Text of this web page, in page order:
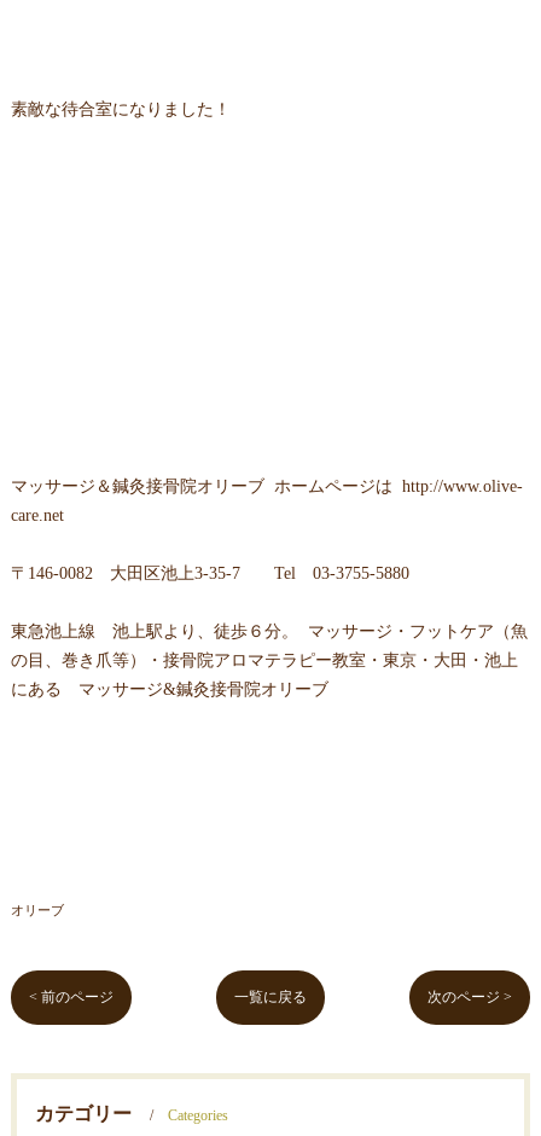
素敵な待合室になりました！
マッサージ＆鍼灸接骨院オリーブ ホームページは http://www.olive-
care.net
〒146-0082 大田区池上3-35-7 Tel 03-3755-5880
東急池上線 池上駅より、徒歩６分。 マッサージ・フットケア（魚
の目、巻き爪等）・接骨院アロマテラピー教室・東京・大田・池上
にある マッサージ&鍼灸接骨院オリーブ
オリーブ
< 前のページ 一覧に戻る 次のページ >
カテゴリー Categories